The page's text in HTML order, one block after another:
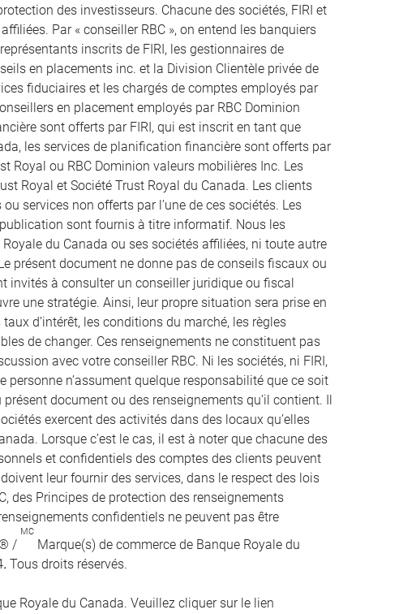
des investisseurs. Chacune des sociétés, FIRI et
Par « conseiller RBC », on entend les banquiers
inscrits de FIRI, les gestionnaires de
en placements inc. et la Division Clientèle privée de
fiduciaires et les chargés de comptes employés par
en placement employés par RBC Dominion
sont offerts par FIRI, qui est inscrit en tant que
les services de planification financière sont offerts par
Royal ou RBC Dominion valeurs mobilières Inc. Les
Royal et Société Trust Royal du Canada. Les clients
services non offerts par l’une de ces sociétés. Les
sont fournis à titre informatif. Nous les
du Canada ou ses sociétés affiliées, ni toute autre
présent document ne donne pas de conseils fiscaux ou
invités à consulter un conseiller juridique ou fiscal
une stratégie. Ainsi, leur propre situation sera prise en
d’intérêt, les conditions du marché, les règles
de changer. Ces renseignements ne constituent pas
avec votre conseiller RBC. Ni les sociétés, ni FIRI,
n’assument quelque responsabilité que ce soit
document ou des renseignements qu’il contient. Il
exercent des activités dans des locaux qu’elles
Lorsque c’est le cas, il est à noter que chacune des
et confidentiels des comptes des clients peuvent
leur fournir des services, dans le respect des lois
des Principes de protection des renseignements
confidentiels ne peuvent pas être
® /
MC
Marque(s) de commerce de Banque Royale du
. Tous droits réservés.
Royale du Canada. Veuillez cliquer sur le lien